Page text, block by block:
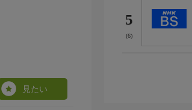
見たい
5
(6)